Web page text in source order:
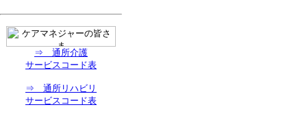
⇒ 通所介護
サービスコード表
⇒ 通所リハビリ
サービスコード表